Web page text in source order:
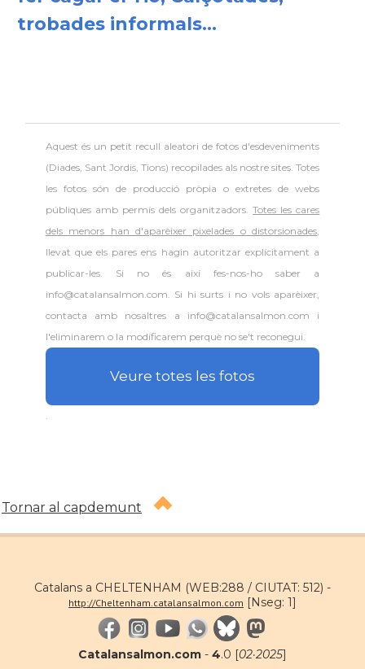
trobades informals...
Aquest és un petit recull aleatori defotos d'esdeveniments
(Diades, Sant Jordis, Tions) recopilades als nostre sites. Totes
les fotos són de producció pròpia o extretes de webs
públiques amb permís dels organitzadors.Totes les cares
dels menors han d'aparèixer pixelades o distorsionades,
llevat que els pares ens hagin autoritzar explícitament a
publicar-les. Si no és així fes-nos-ho saber a
info@catalansalmon.com. Si hi surts i no vols aparèixer,
contacta amb nosaltres a info@catalansalmon.com i
l'eliminarem o la modificarem perquè no se't reconegui.
Veure totes les fotos
Tornar al capdemunt
Catalans a CHELTENHAM (WEB:288 / CIUTAT: 512) -
http://Cheltenham.catalansalmon.com [Nseg: 1]
Catalansalmon.com - 4.0 [02·2025]